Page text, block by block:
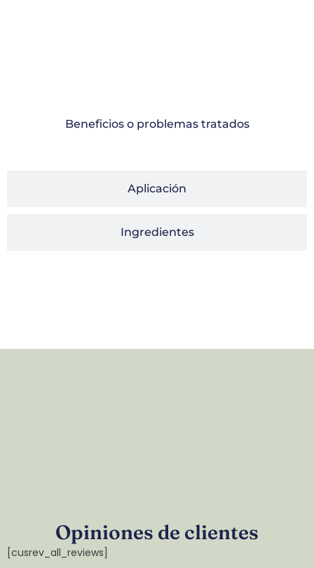
Beneficios o problemas tratados
Aplicación
Ingredientes
Opiniones de clientes
[cusrev_all_reviews]